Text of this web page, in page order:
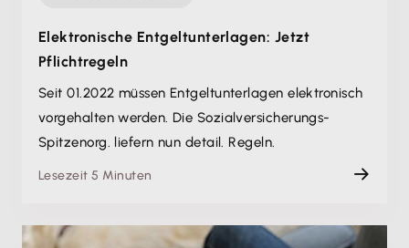
Elektronische Entgeltunterlagen: Jetzt
Pflichtregeln
Seit 01.2022 müssen Entgeltunterlagen elektronisch
vorgehalten werden. Die Sozialversicherungs-
Spitzenorg. liefern nun detail. Regeln.
Lesezeit 5 Minuten